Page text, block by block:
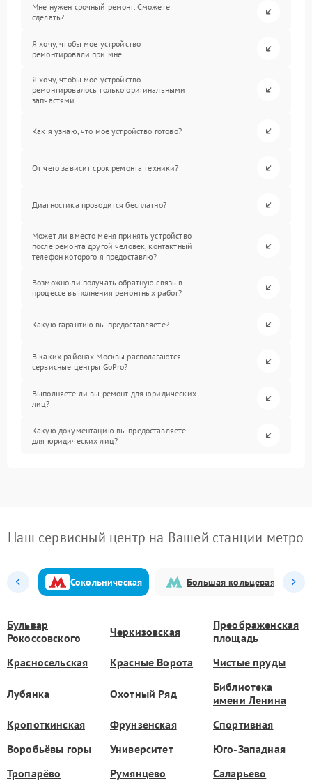
Мне нужен срочный ремонт. Сможете
сделать?
Я хочу, чтобы мое устройство
ремонтировали при мне.
Я хочу, чтобы мое устройство
ремонтировалось только оригинальными
запчастями.
Как я узнаю, что мое устройство готово?
От чего зависит срок ремонта техники?
Диагностика проводится бесплатно?
Может ли вместо меня принять устройство
после ремонта другой человек, контактный
телефон которого я предоставлю?
Возможно ли получать обратную связь в
процессе выполнения ремонтных работ?
Какую гарантию вы предоставляете?
В каких районах Москвы располагаются
сервисные центры GoPro?
Выполняете ли вы ремонт для юридических
лиц?
Какую документацию вы предоставляете
для юридических лиц?
Наш сервисный центр на Вашей станции метро
Сокольническая Большая кольцевая
Бульвар
Рокоссовского
Черкизовская
Преображенская
площадь
Красносельская
Красные Ворота Чистые пруды
Лубянка Охотный Ряд
Библиотека
имени Ленина
Кропоткинская
Фрунзенская
Спортивная
Воробьёвы горы
Университет
Юго-Западная
Тропарёво
Румянцево Саларьево